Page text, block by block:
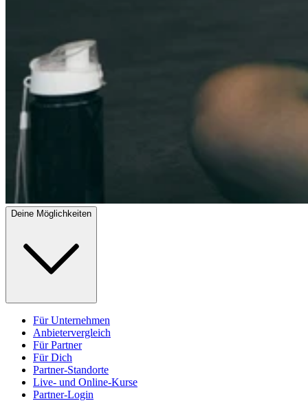
Deine Möglichkeiten
Für Unternehmen
Anbietervergleich
Für Partner
Für Dich
Partner-Standorte
Live- und Online-Kurse
Partner-Login